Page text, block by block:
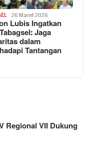
26 Maret 2026
Lubis Ingatkan
Jaga
dalam
Tantangan
Regional VII Dukung